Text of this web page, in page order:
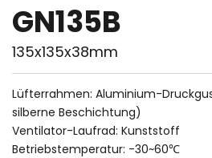
GN135B
135x135x38mm
Lüfterrahmen: Aluminium-
silberne Beschichtung)
Ventilator-Laufrad: Kunststoff
Betriebstemperatur: -30~60℃